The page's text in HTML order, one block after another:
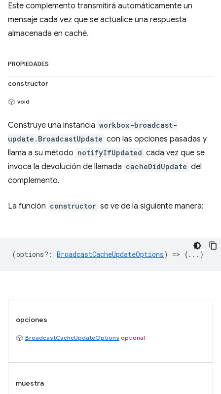
Este complemento transmitirá automáticamente un
mensaje cada vez que se actualice una respuesta
almacenada en caché.
PROPIEDADES
constructor
void
Construye una instancia workbox-broadcast-
update.BroadcastUpdate con las opciones pasadas y
llama a su método notifyIfUpdated cada vez que se
invoca la devolución de llamada cacheDidUpdate del
complemento.
La función constructor se ve de la siguiente manera:
(options? : BroadcastCacheUpdateOptions) => {...}
opciones
BroadcastCacheUpdateOptions optional
muestra